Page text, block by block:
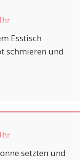
Esstisch
schmieren und
setzten und